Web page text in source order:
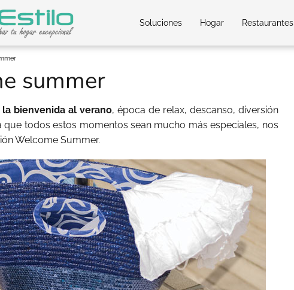
Soluciones Hogar Restaurantes
summer
la bienvenida al verano, época de relax, descanso, diversión
que todos estos momentos sean mucho más especiales, nos
Welcome Summer.